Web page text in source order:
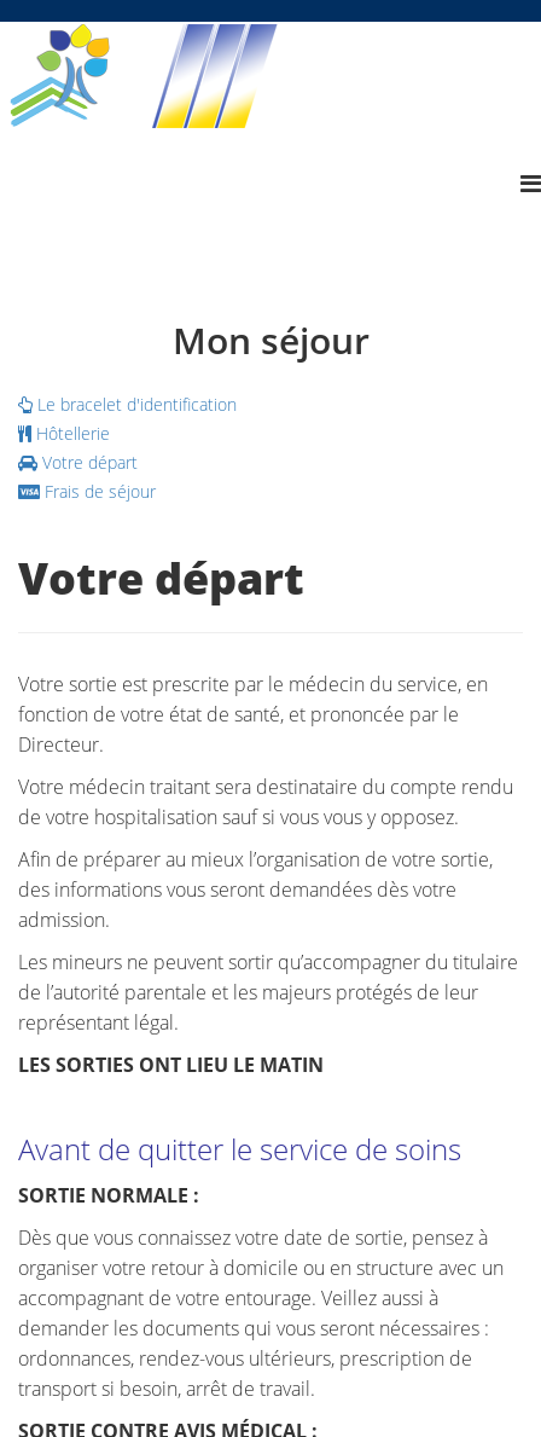
Mon séjour
Le bracelet d'identification
Hôtellerie
Votre départ
Frais de séjour
Votre départ
Votre sortie est prescrite par le médecin du service, en
fonction de votre état de santé, et prononcée par le
Directeur.
Votre médecin traitant sera destinataire du compte rendu
de votre hospitalisation sauf si vous vous y opposez.
Afin de préparer au mieux l’organisation de votre sortie,
des informations vous seront demandées dès votre
admission.
Les mineurs ne peuvent sortir qu’accompagner du titulaire
de l’autorité parentale et les majeurs protégés de leur
représentant légal.
LES SORTIES ONT LIEU LE MATIN
Avant de quitter le service de soins
SORTIE NORMALE :
Dès que vous connaissez votre date de sortie, pensez à
organiser votre retour à domicile ou en structure avec un
accompagnant de votre entourage. Veillez aussi à
demander les documents qui vous seront nécessaires :
ordonnances, rendez-vous ultérieurs, prescription de
transport si besoin, arrêt de travail.
SORTIE CONTRE AVIS MÉDICAL :